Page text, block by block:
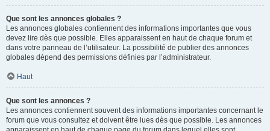
Que sont les annonces globales ?
Les annonces globales contiennent des informations importantes que vous
devez lire dès que possible. Elles apparaissent en haut de chaque forum et
dans votre panneau de l’utilisateur. La possibilité de publier des annonces
globales dépend des permissions définies par l’administrateur.
Haut
Que sont les annonces ?
Les annonces contiennent souvent des informations importantes concernant le
forum que vous consultez et doivent être lues dès que possible. Les annonces